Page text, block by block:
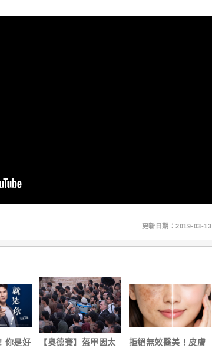
更新日期：2019-03-13
你是好
【奧德賽】盔甲因太
拒絕無效醫美！皮膚